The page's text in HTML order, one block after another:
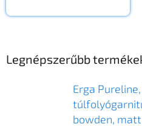
Legnépszerűbb
Erga
bowden,